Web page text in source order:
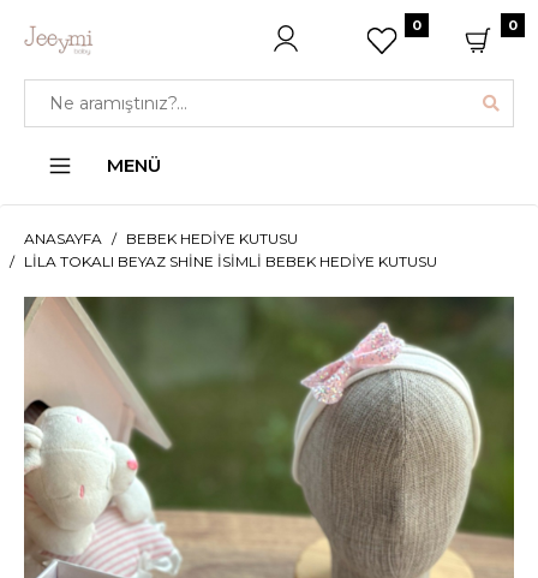
0 0
MENÜ
ANASAYFA
BEBEK HEDIYE KUTUSU
LILA TOKALI BEYAZ SHINE İSIMLI BEBEK HEDIYE KUTUSU